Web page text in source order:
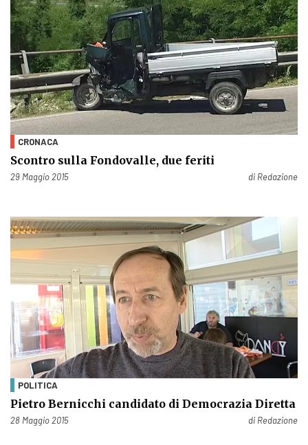
CRONACA
Scontro sulla Fondovalle, due feriti
Pubblicato il
29 Maggio 2015 di Redazione
POLITICA
Pietro Bernicchi candidato di Democrazia Diretta
Pubblicato il
28 Maggio 2015 di Redazione